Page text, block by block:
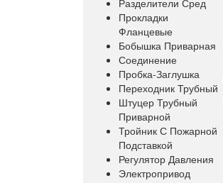
Разделители Сред
Прокладки
Фланцевые
Бобышка Приварная
Соединение
Пробка-Заглушка
Переходник Трубный
Штуцер Трубный
Приварной
Тройник С Пожарной
Подставкой
Регулятор Давления
Электропривод